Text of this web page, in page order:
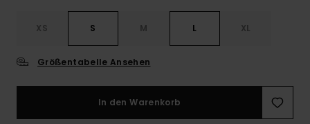
XS S M L XL
Größentabelle Ansehen
In den Warenkorb